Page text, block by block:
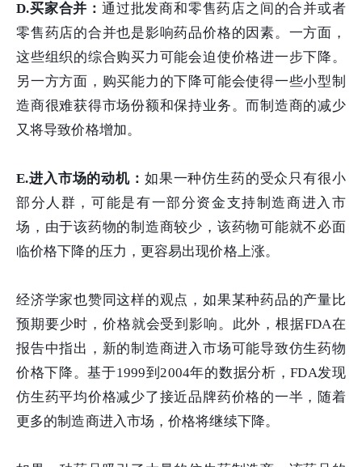
D.买家合并： 通过批发商和零售药店之间的合并或者
零售药店的合并也是影响药品价格的因素。一方面，
这些组织的综合购买力可能会迫使价格进一步下降。
另一方方面，购买能力的下降可能会使得一些小型制
造商很难获得市场份额和保持业务。而制造商的减少
又将导致价格增加。
E.进入市场的动机： 如果一种仿生药的受众只有很小
部分人群，可能是有一部分资金支持制造商进入市
场，由于该药物的制造商较少，该药物可能就不必面
临价格下降的压力，更容易出现价格上涨。
经济学家也赞同这样的观点，如果某种药品的产量比
预期要少时，价格就会受到影响。此外，根据FDA在
报告中指出，新的制造商进入市场可能导致仿生药物
价格下降。基于1999到2004年的数据分析，FDA发现
仿生药平均价格减少了接近品牌药价格的一半，随着
更多的制造商进入市场，价格将继续下降。